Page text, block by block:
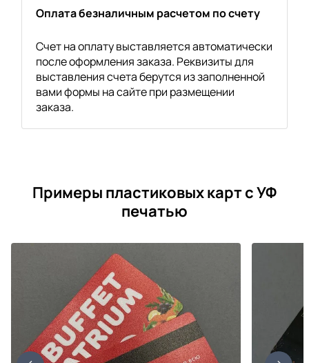
Оплата безналичным расчетом по счету
Счет на оплату выставляется автоматически
после оформления заказа. Реквизиты для
выставления счета берутся из заполненной
вами формы на сайте при размещении
заказа.
Примеры пластиковых карт с УФ
печатью